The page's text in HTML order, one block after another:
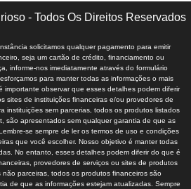
- Todos Os Direitos Reservados
solicitamos qualquer pagamento para emitir
seja um cartão de crédito, financiamento ou
informe-nos imediatamente através do formulário
para manter todas as informações o mais
importante observar que esses detalhes podem diferir
sites de instituições financeiras e/ou provedores de
instituições sem parcerias, todos os produtos listados
são apresentados sem qualquer garantia de que as
se sempre de ler os termos de uso e condições
que você escolher. Nosso objetivo é manter todas
No entanto, esses detalhes podem diferir do que é
provedores de serviços ou sites de produtos
parceiras, todos os produtos financeiros são
de que as informações estejam atualizadas. Sempre